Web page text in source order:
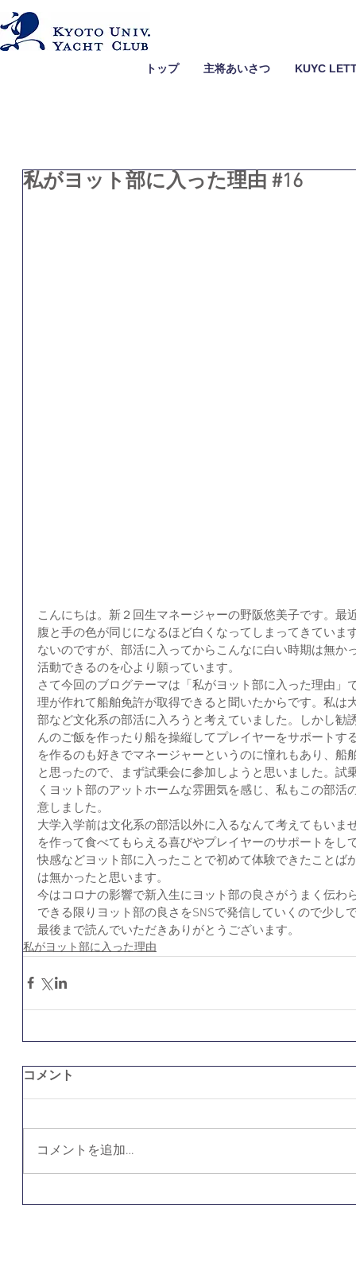
トップ 主将あいさつ KUYC
私がヨット部に入った理由 #16
こんにちは。新２回生マネージャーの野阪悠美子です。最
腹と手の色が同じになるほど白くなってしまってきていま
ないのですが、部活に入ってからこんなに白い時期は無か
活動できるのを心より願っています。
さて今回のブログテーマは「私がヨット部に入った理由」
理が作れて船舶免許が取得できると聞いたからです。私は
部など文化系の部活に入ろうと考えていました。しかし勧
んのご飯を作ったり船を操縦してプレイヤーをサポートす
を作るのも好きでマネージャーというのに憧れもあり、船
と思ったので、まず試乗会に参加しようと思いました。試
くヨット部のアットホームな雰囲気を感じ、私もこの部活
意しました。
大学入学前は文化系の部活以外に入るなんて考えてもいま
を作って食べてもらえる喜びやプレイヤーのサポートをし
快感などヨット部に入ったことで初めて体験できたことば
は無かったと思います。
今はコロナの影響で新入生にヨット部の良さがうまく伝わ
できる限りヨット部の良さをSNSで発信していくので少し
最後まで読んでいただきありがとうございます。
私がヨット部に入った理由
コメント
コメントを追加…